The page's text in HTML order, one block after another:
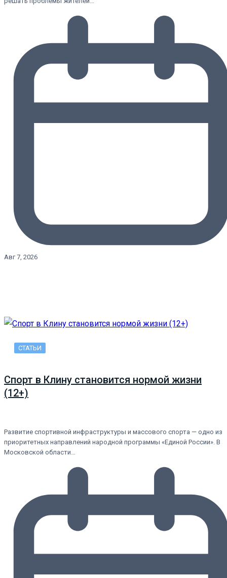
Авг 7, 2026
СТАТЬИ
Спорт в Клину становится нормой жизни
(12+)
Развитие спортивной инфраструктуры и массового спорта — одно из
приоритетных направлений народной программы «Единой России». В
Московской области…